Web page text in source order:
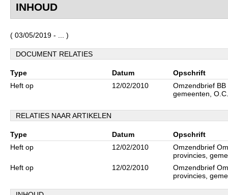
INHOUD
( 03/05/2019 - ... )
DOCUMENT RELATIES
Type Datum
Opschrift
Heft op
12/02/2010
Omzendbrief
gemeenten,
RELATIES NAAR ARTIKELEN
Type Datum
Opschrift
Heft op
12/02/2010
Omzendbrief
provincies,
Heft op
12/02/2010
Omzendbrief
provincies,